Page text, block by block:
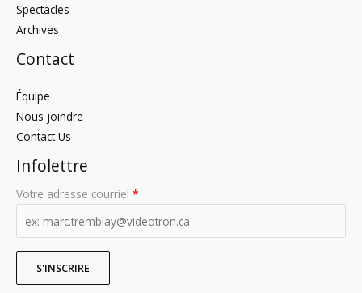
Spectacles
Archives
Contact
Équipe
Nous joindre
Contact Us
Infolettre
Votre adresse courriel *